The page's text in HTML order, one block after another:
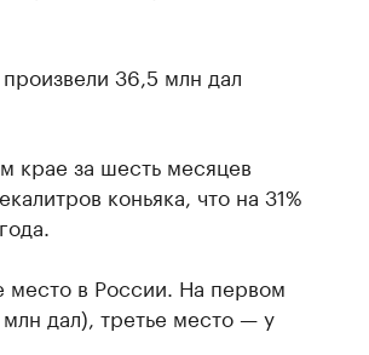
36,5 млн дал
крае за шесть месяцев
коньяка, что на 31%
место в России. На первом
дал), третье место — у